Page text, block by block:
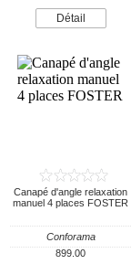
Détail
Canapé d'angle relaxation
manuel 4 places FOSTER
Conforama
899.00